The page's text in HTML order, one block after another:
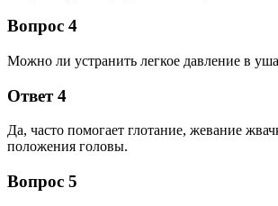
Вопрос 4
Можно ли устранить легкое давление в
Ответ 4
Да, часто помогает глотание, жевание
положения головы.
Вопрос 5